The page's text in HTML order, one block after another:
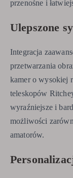
przenośne i
Ulepszone
Integracja
przetwarzania
kamer o wysokiej
teleskopów
wyraźniejsze i
możliwości
amatorów.